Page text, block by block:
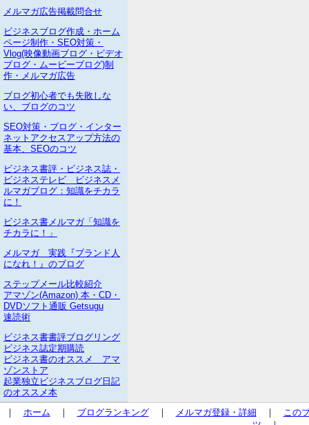
メルマガ広告掲載問合せ
ビジネスブログ作成・ホーム
ページ制作・SEO対策・
Vlog(映像動画ブログ・ビデオ
ブログ・ムービーブログ)制
作・メルマガ広告
ブログ初心者でも失敗しな
い、ブログのコツ
SEO対策・ブログ・インター
ネットアクセスアップ方法の
基本、SEOのコツ
ビジネス書評・ビジネス誌・
ビジネステレビ ビジネスメ
ルマガブログ：知識をチカラ
に！
ビジネス書メルマガ「知識を
チカラに！」
メルマガ 実践『ブランド人
になれ！』のブログ
ステップメール比較紹介
アマゾン(Amazon) 本・CD・
DVDソフト通販 Getsugu
速読術
ビジネス書書評ブログリング
ビジネス誌定期購読
ビジネス書のオススメ アマ
ゾンストア
起業独立ビジネスブログ日記
のオススメ本
｜ ホーム ｜ ブログランキング｜ メルマガ登録・詳細 ｜ この